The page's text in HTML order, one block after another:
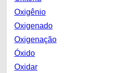
Oxigênio
Oxigenado
Oxigenação
Óxido
Oxidar